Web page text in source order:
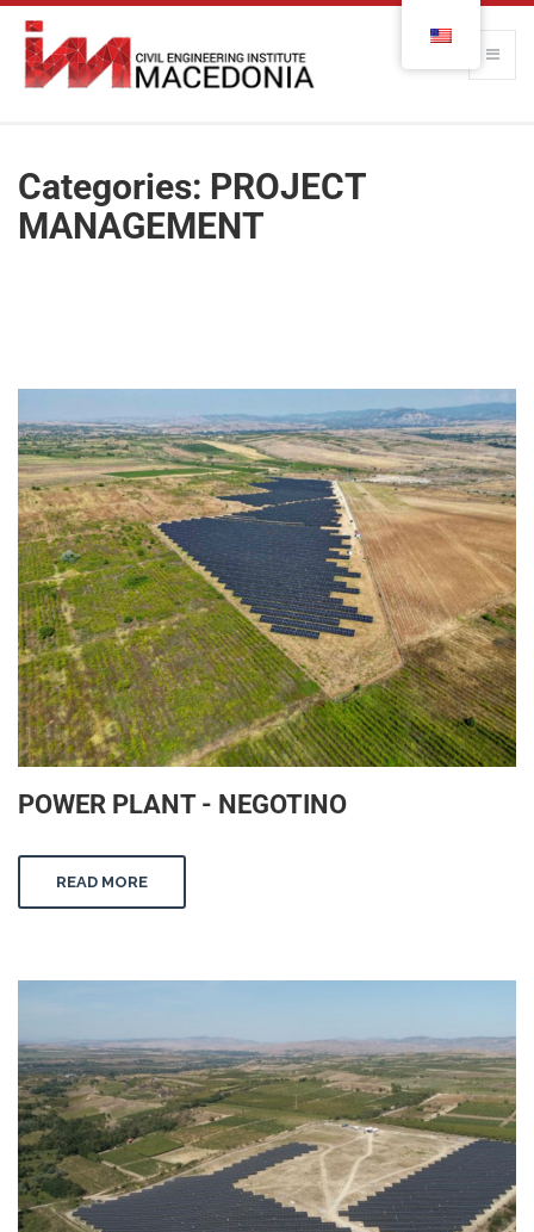
Categories: PROJECT
MANAGEMENT
POWER PLANT - NEGOTINO
READ MORE